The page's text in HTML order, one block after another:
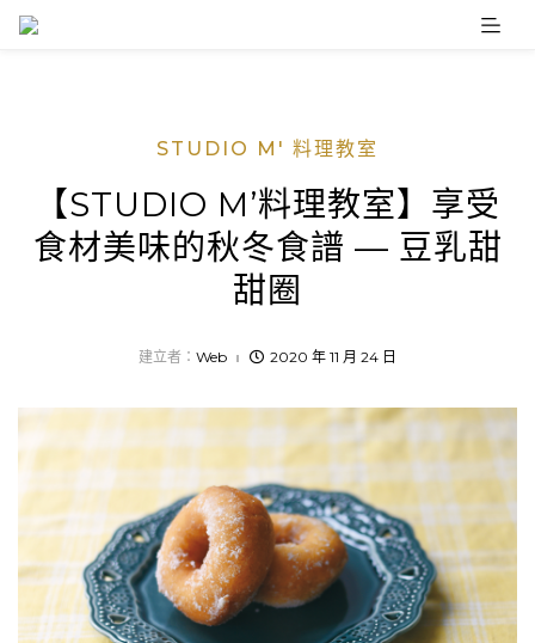
Skip
STUDIO M' 料理教室
【STUDIO M’料理教室】享受
食材美味的秋冬食譜 — 豆乳甜
甜圈
建立者： Web 2020 年 11 月 24 日